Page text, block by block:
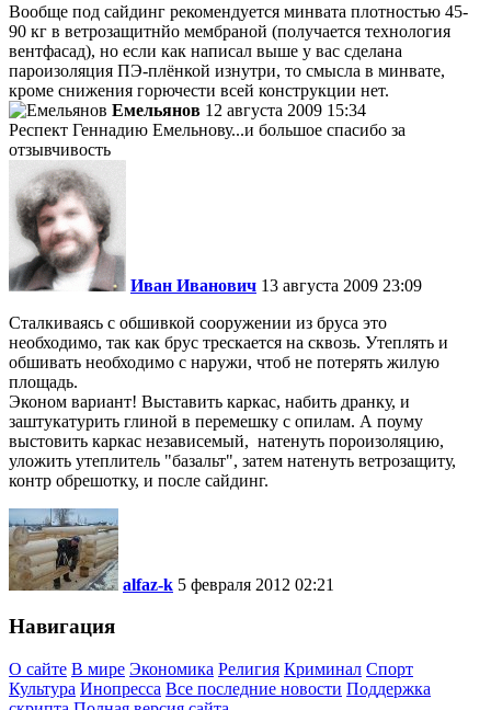
Вообще под сайдинг рекомендуется минвата плотностью 45-
90 кг в ветрозащитнйо мембраной (получается технология
вентфасад), но если как написал выше у вас сделана
пароизоляция ПЭ-плёнкой изнутри, то смысла в минвате,
кроме снижения горючести всей конструкции нет.
Емельянов 12 августа 2009 15:34
Респект Геннадию Емельнову...и большое спасибо за
отзывчивость
Иван Иванович 13 августа 2009 23:09
Сталкиваясь с обшивкой сооружении из бруса это
необходимо, так как брус трескается на сквозь. Утеплять и
обшивать необходимо с наружи, чтоб не потерять жилую
площадь.
Эконом вариант! Выставить каркас, набить дранку, и
заштукатурить глиной в перемешку с опилам. А поуму
выстовить каркас независемый, натенуть пороизоляцию,
уложить утеплитель "базальт", затем натенуть ветрозащиту,
контр обрешотку, и после сайдинг.
alfaz-k 5 февраля 2012 02:21
Навигация
О сайте В мире Экономика Религия Криминал Спорт
Культура Инопресса Все последние новости Поддержка